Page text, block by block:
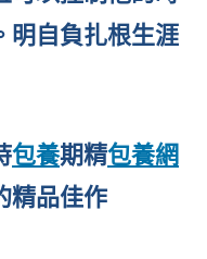
包
養
片
子
明自負扎根生涯
包養期精包養網
精品佳作